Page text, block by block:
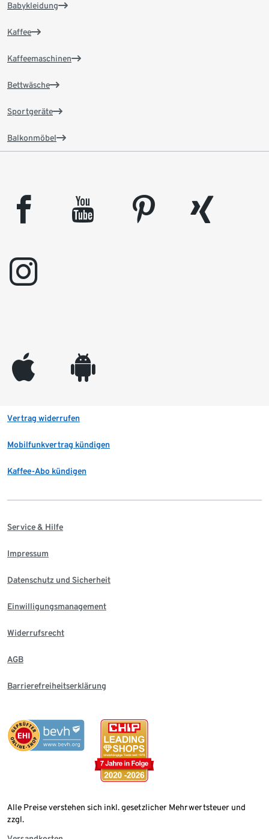
Babykleidung
Kaffee
Kaffeemaschinen
Bettwäsche
Sportgeräte
Balkonmöbel
facebook youtube pinterest
xing
instagram
appleinc android
Vertrag widerrufen
Mobilfunkvertrag kündigen
Kaffee-Abo kündigen
Service & Hilfe
Impressum
Datenschutz und Sicherheit
Einwilligungsmanagement
Widerrufsrecht
AGB
Barrierefreiheitserklärung
Alle Preise verstehen sich inkl. gesetzlicher Mehrwertsteuer und
zzgl.